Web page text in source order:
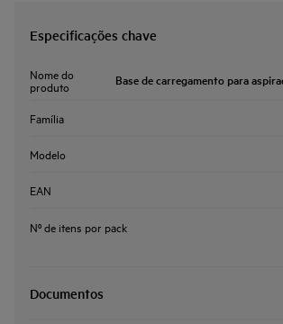
Especificações chave
Nome do
produto Base de carregamento para
Família
Modelo
EAN
Nº de itens por pack
Documentos